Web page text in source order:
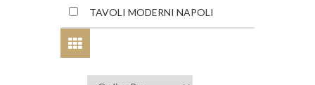
TAVOLI MODERNI NAPOLI